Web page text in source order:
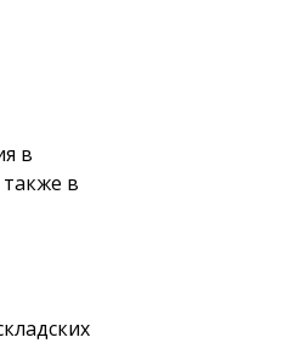
в
в